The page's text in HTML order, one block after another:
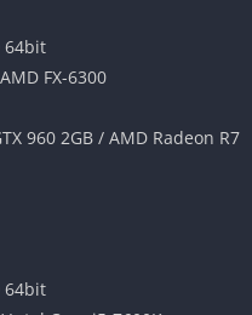
di prove,
forza o la perdita di civili.
anche se la
rispetto ad altri titoli del
audio coinvolgente,
e la tensione.
64bit
FX-6300
960 2GB / AMD Radeon R7
64bit